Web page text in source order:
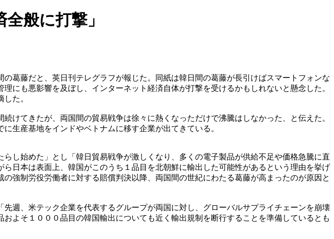
般に打撃」
葛藤だと、英日刊テレグラフが報じた。同紙は韓日間の葛藤が長引けばスマートフォンな
にも悪影響を及ぼし、インターネット経済自体が打撃を受けるかもしれないと懸念した。
た。
けてきたが、両国間の貿易戦争は徐々に熱くなっただけで沸騰はしなかった、と伝えた。
生産基地をインドやベトナムに移す企業が出てきている。
し始めた」とし「韓日貿易戦争が激しくなり、多くの電子製品が供給不足や価格急騰に直
日本は表面上、韓国がこのうち１品目を北朝鮮に輸出した可能性があるという理由を挙げ
強制労役労働者に対する賠償判決以降、両国間の世紀にわたる葛藤が高まったのが原因と
週、米テック企業を代表するグループが両国に対し、グローバルサプライチェーンを崩壊
よそ１０００品目の韓国輸出についても近く輸出規制を断行することを準備しているとも